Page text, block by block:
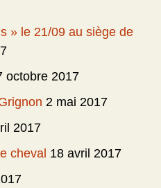
» le 21/09 au siège de
octobre 2017
2 mai 2017
2017
cheval 18 avril 2017